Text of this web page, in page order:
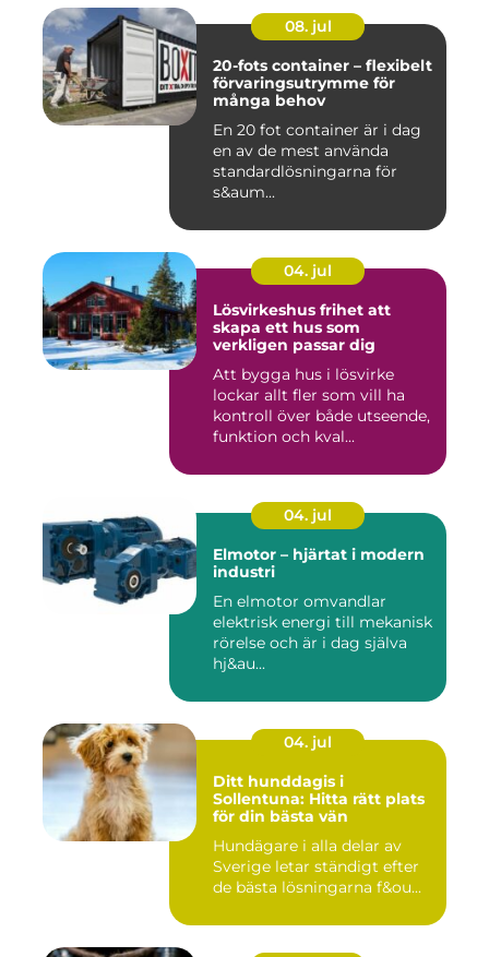
08. jul
20-fots container – flexibelt
förvaringsutrymme för
många behov
En 20 fot container är i dag
en av de mest använda
standardlösningarna för
s&aum...
04. jul
Lösvirkeshus frihet att
skapa ett hus som
verkligen passar dig
Att bygga hus i lösvirke
lockar allt fler som vill ha
kontroll över både utseende,
funktion och kval...
04. jul
Elmotor – hjärtat i modern
industri
En elmotor omvandlar
elektrisk energi till mekanisk
rörelse och är i dag själva
hj&au...
04. jul
Ditt hunddagis i
Sollentuna: Hitta rätt plats
för din bästa vän
Hundägare i alla delar av
Sverige letar ständigt efter
de bästa lösningarna f&ou...